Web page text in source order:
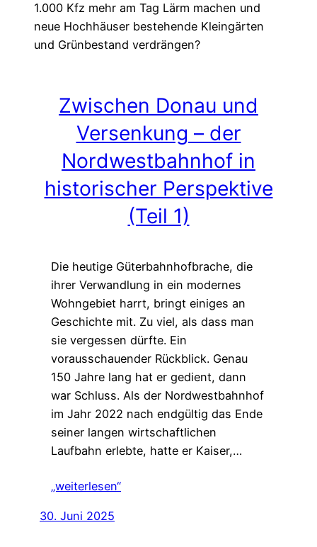
1.000 Kfz mehr am Tag Lärm machen und
neue Hochhäuser bestehende Kleingärten
und Grünbestand verdrängen?
Zwischen Donau und
Versenkung – der
Nordwestbahnhof in
historischer Perspektive
(Teil 1)
Die heutige Güterbahnhofbrache, die
ihrer Verwandlung in ein modernes
Wohngebiet harrt, bringt einiges an
Geschichte mit. Zu viel, als dass man
sie vergessen dürfte. Ein
vorausschauender Rückblick. Genau
150 Jahre lang hat er gedient, dann
war Schluss. Als der Nordwestbahnhof
im Jahr 2022 nach endgültig das Ende
seiner langen wirtschaftlichen
Laufbahn erlebte, hatte er Kaiser,…
„weiterlesen“
30. Juni 2025